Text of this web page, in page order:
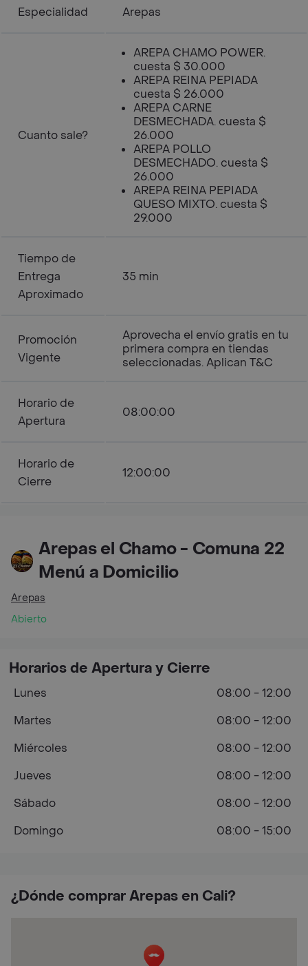
Especialidad Arepas
Cuanto sale?
AREPA CHAMO POWER.
cuesta $ 30.000
AREPA REINA PEPIADA
cuesta $ 26.000
AREPA CARNE
DESMECHADA. cuesta $
26.000
AREPA POLLO
DESMECHADO. cuesta $
26.000
AREPA REINA PEPIADA
QUESO MIXTO. cuesta $
29.000
Tiempo de
Entrega
Aproximado
35 min
Promoción
Vigente
Aprovecha el envío gratis en tu
primera compra en tiendas
seleccionadas. Aplican T&C
Horario de
Apertura
08:00:00
Horario de
Cierre
12:00:00
Arepas el Chamo - Comuna 22
Menú a Domicilio
Arepas
Abierto
¿Dónde comprar Arepas en Cali?
Horarios de Apertura y Cierre
Lunes
08:00 - 12:00
Martes
08:00 - 12:00
Miércoles
08:00 - 12:00
Jueves
08:00 - 12:00
Sábado
08:00 - 12:00
Domingo
08:00 - 15:00